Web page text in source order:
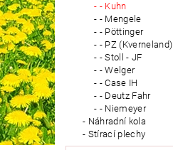
- Kuhn
- Mengele
- Pöttinger
- PZ (Kverneland)
- Stoll - JF
- Welger
- Case IH
- Deutz Fahr
- Niemeyer
Náhradní kola
Stírací plechy